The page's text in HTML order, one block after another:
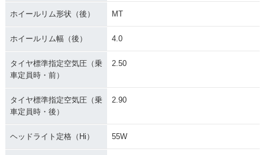
ホイールリム形状（後） MT
ホイールリム幅（後） 4.0
タイヤ標準指定空気圧（乗
車定員時・前）
2.50
タイヤ標準指定空気圧（乗
車定員時・後）
2.90
ヘッドライト定格（Hi） 55W